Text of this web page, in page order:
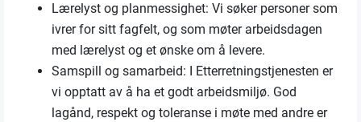
Lærelyst og planmessighet: Vi søker personer som
ivrer for sitt fagfelt, og som møter arbeidsdagen
med lærelyst og et ønske om å levere.
Samspill og samarbeid: I Etterretningstjenesten er
vi opptatt av å ha et godt arbeidsmiljø. God
lagånd, respekt og toleranse i møte med andre er